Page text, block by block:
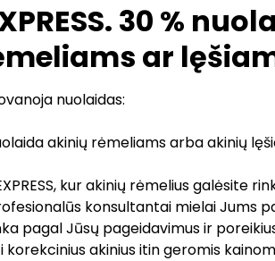
30 %
ar
nuolaidas:
akinių rėmeliams arba akinių
kur akinių rėmelius galėsite
konsultantai mielai Jums
pagal Jūsų pageidavimus ir
akinius itin geromis